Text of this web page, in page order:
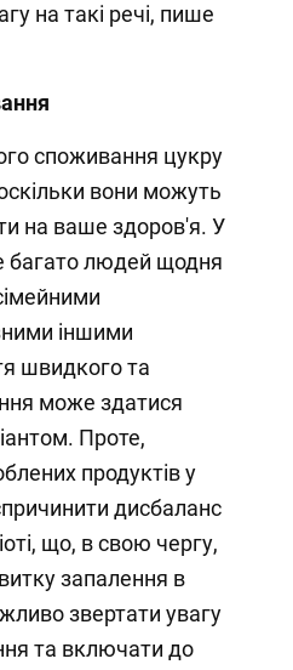
на такі речі, пише
споживання цукру
вони можуть
на ваше здоров'я. У
багато людей щодня
іншими
швидкого та
може здатися
Проте,
продуктів у
дисбаланс
що, в свою чергу,
запалення в
звертати увагу
та включати до